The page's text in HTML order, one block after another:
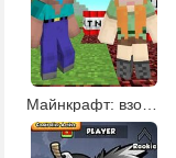
Майнкрафт: взорви это